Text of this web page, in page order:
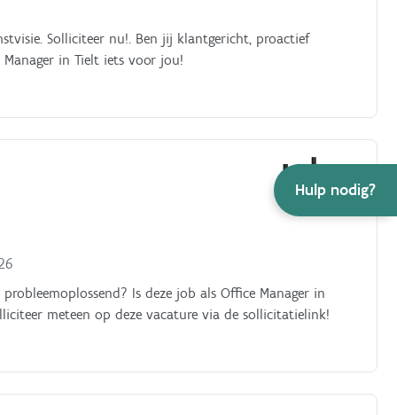
Hulp nodig?
Solliciteer nu!. Ben jij klantgericht, proactief
in Tielt iets voor jou!
Is deze job als Office Manager in
meteen op deze vacature via de sollicitatielink!